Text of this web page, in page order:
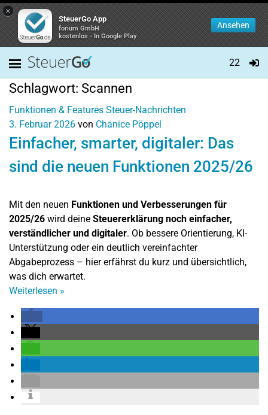
×
SteuerGo App
forium GmbH
kostenlos - In Google Play
Ansehen
22
Schlagwort: Scannen
Funktionen & Features Steuer-Nachrichten
3. Februar 2026 von Chanice Pöppel
Einfacher, smarter, digitaler: Das
sind die neuen Funktionen 2025/26
Mit den neuen Funktionen und Verbesserungen für
2025/26 wird deine Steuererklärung noch einfacher,
verständlicher und digitaler. Ob bessere Orientierung, KI-
Unterstützung oder ein deutlich vereinfachter
Abgabeprozess – hier erfährst du kurz und übersichtlich,
was dich erwartet.
Weiterlesen »